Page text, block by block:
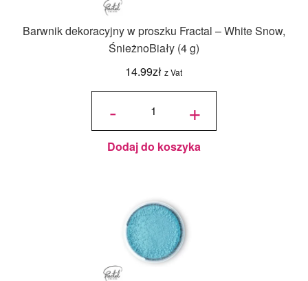
Barwnik dekoracyjny w proszku Fractal – White Snow,
ŚnieżnoBiały (4 g)
14.99zł z Vat
-
ilość Barwnik
Fractal -
White Snow,
ŚnieżnoBiały
(4 g) +
Dodaj do koszyka